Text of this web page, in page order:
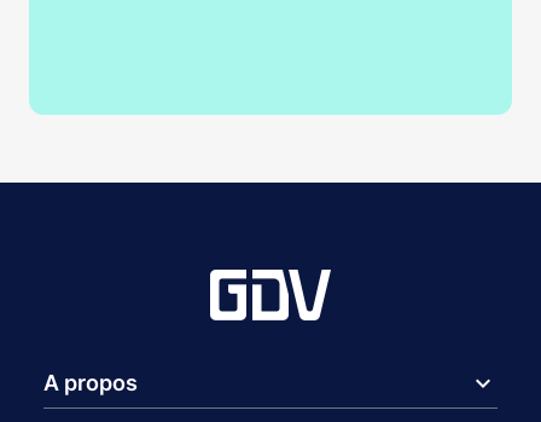
A propos expand_more